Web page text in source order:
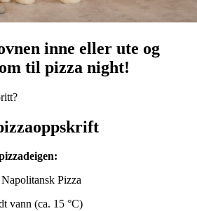
inne eller ute og
til pizza night!
Pizza
vann (ca. 15 °C)